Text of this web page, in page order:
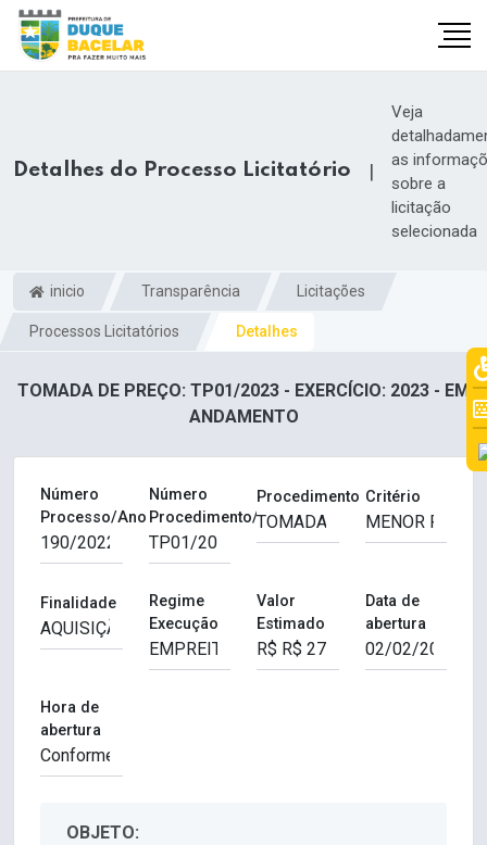
Detalhes do Processo Licitatório |
Veja
as
sobre a
licitação
selecionada
inicio Transparência Licitações
Processos Licitatórios Detalhes
TOMADA DE PREÇO: TP01/2023 - EXERCÍCIO: 2023 - EM
ANDAMENTO
Número
Processo/Ano
Número
Procedimento/Ano
Procedimento Critério
Finalidade
Regime
Execução
Valor
Estimado
Data de
abertura
Hora de
abertura
OBJETO: